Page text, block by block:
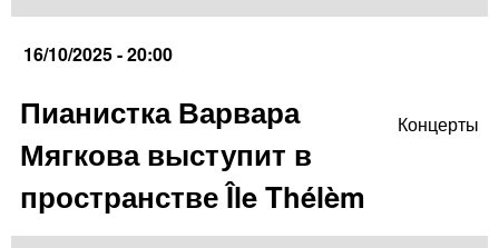
16/10/2025 - 20:00
Пианистка Варвара
Мягкова выступит в
пространстве Île Thélèm
Концерты